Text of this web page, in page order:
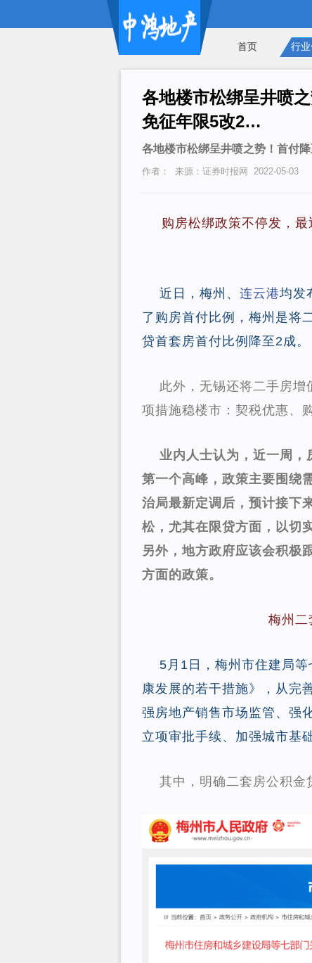
首页 行
各地楼市松绑呈井喷
免征年限5改2…
各地楼市松绑呈井喷之势！首付
作者： 来源：证券时报网 2022-05-03
购房松绑政策不停发，最
近日，梅州、 连云港均发
了购房首付比例，梅州是将
贷首套房首付比例降至2成。
此外，无锡还将二手房
项措施稳楼市：契税优惠、
业内人士认为，近一周，
第一个高峰，政策主要围绕
治局最新定调后，预计接下
松，尤其在限贷方面，以切
另外，地方政府应该会积极
方面的政策。
梅州二
5月1日，梅州市住建局
康发展的若干措施》，从完
强房地产销售市场监管、强
立项审批手续、加强城市基
其中，明确二套房公积金